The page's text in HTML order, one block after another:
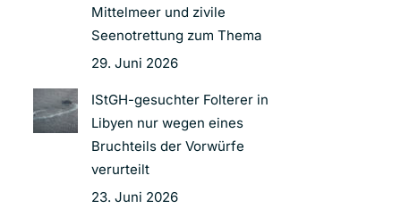
Mittelmeer und zivile
Seenotrettung zum Thema
29. Juni 2026
IStGH-gesuchter Folterer in
Libyen nur wegen eines
Bruchteils der Vorwürfe
verurteilt
23. Juni 2026